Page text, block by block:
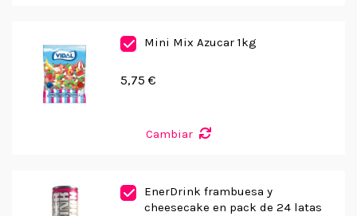
Mini Mix Azucar 1kg
5,75 €
Cambiar
EnerDrink frambuesa y
cheesecake en pack de 24 latas